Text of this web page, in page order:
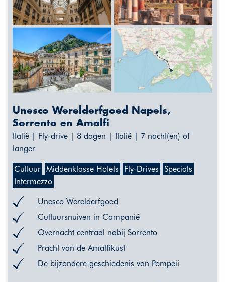
Unesco Werelderfgoed Napels,
Sorrento en Amalfi
Italië | Fly-drive | 8 dagen | Italië | 7 nacht(en) of
langer
Cultuur Middenklasse Hotels Fly-Drives
Specials
Intermezzo
Unesco Werelderfgoed
Cultuursnuiven in Campanië
Overnacht centraal nabij Sorrento
Pracht van de Amalfikust
De bijzondere geschiedenis van Pompeii